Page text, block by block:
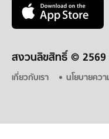
สงวนลิขสิทธิ์ © 2569
เกี่ยวกับเรา นโยบายคว